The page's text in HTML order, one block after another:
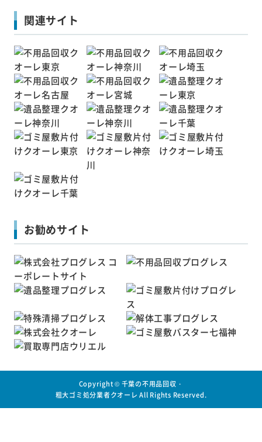
関連サイト
お勧めサイト
Copyright © 千葉の不用品回収・
粗大ゴミ処分業者クオーレ All Rights Reserved.